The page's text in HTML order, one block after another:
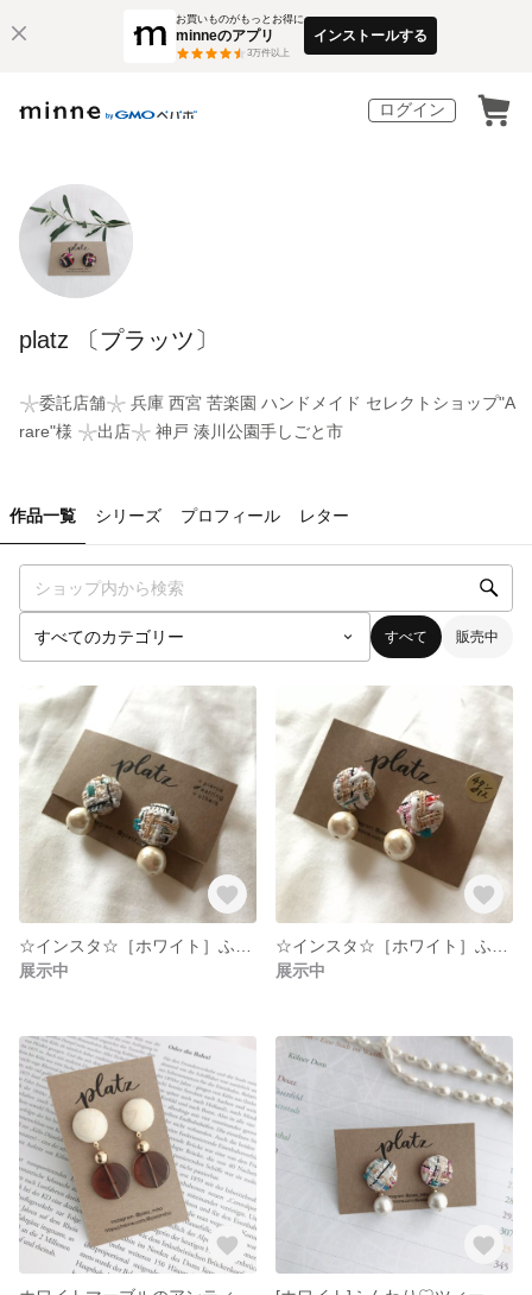
お買いものがもっとお得に
minneのアプリ
3万件以上
インストールする
ログイン
platz 〔プラッツ〕
𓇼委託店舗𓇼 兵庫 西宮 苦楽園 ハンドメイド セレクトショップ"A
rare"様 𓇼出店𓇼 神戸 湊川公園手しごと市
作品一覧 シリーズ プロフィール レター
すべて 販売中
展示中
展示中